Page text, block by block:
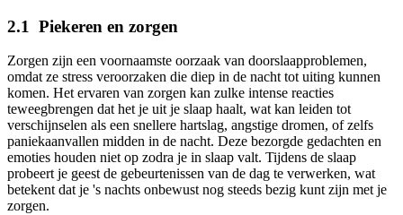
2.1 Piekeren en zorgen
Zorgen zijn een voornaamste oorzaak van doorslaapproblemen,
omdat ze stress veroorzaken die diep in de nacht tot uiting kunnen
komen. Het ervaren van zorgen kan zulke intense reacties
teweegbrengen dat het je uit je slaap haalt, wat kan leiden tot
verschijnselen als een snellere hartslag, angstige dromen, of zelfs
paniekaanvallen midden in de nacht. Deze bezorgde gedachten en
emoties houden niet op zodra je in slaap valt. Tijdens de slaap
probeert je geest de gebeurtenissen van de dag te verwerken, wat
betekent dat je 's nachts onbewust nog steeds bezig kunt zijn met je
zorgen.